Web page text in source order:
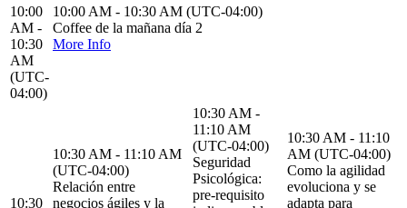
10:00
AM -
10:30
AM
(UTC-
04:00)
10:00 AM - 10:30 AM (UTC-04:00)
Coffee de la mañana día 2
More Info
10:30
10:30 AM - 11:10 AM
(UTC-04:00)
Relación entre
negocios ágiles y la
10:30 AM -
11:10 AM
(UTC-04:00)
Seguridad
Psicológica:
pre-requisito
10:30 AM - 11:10
AM (UTC-04:00)
Como la agilidad
evoluciona y se
adapta para